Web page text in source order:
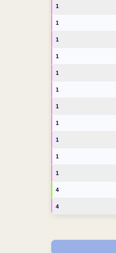
1
1
1
1
1
1
1
1
1
1
1
4
4